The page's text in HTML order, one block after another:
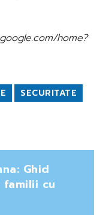
home?
SECURITATE
Ghid
cu